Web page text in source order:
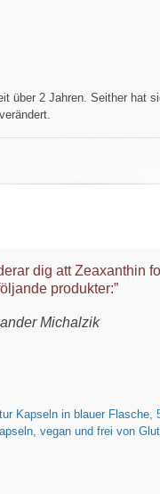
5 av 5 stjärnor
über 2 Jahren. Seither hat
dig att Zeaxanthin
produkter:”
Michalzik